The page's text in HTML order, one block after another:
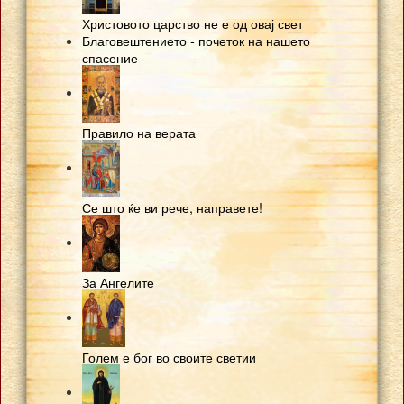
Христовото царство не е од овај свет
Благовештението - почеток на нашето
спасение
Правило на верата
Се што ќе ви рече, направете!
За Ангелите
Голем е бог во своите светии